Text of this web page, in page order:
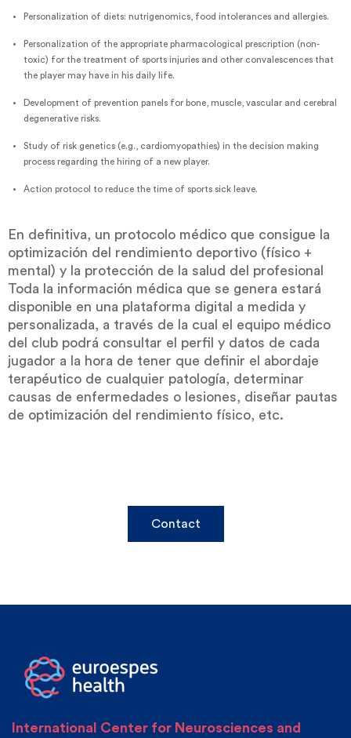
Personalization of diets: nutrigenomics, food intolerances and allergies.
Personalization of the appropriate pharmacological prescription (non-
toxic) for the treatment of sports injuries and other convalescences that
the player may have in his daily life.
Development of prevention panels for bone, muscle, vascular and cerebral
degenerative risks.
Study of risk genetics (e.g., cardiomyopathies) in the decision making
process regarding the hiring of a new player.
Action protocol to reduce the time of sports sick leave.
En definitiva, un protocolo médico que consigue la
optimización del rendimiento deportivo (físico +
mental) y la protección de la salud del profesional
Toda la información médica que se genera estará
disponible en una plataforma digital a medida y
personalizada, a través de la cual el equipo médico
del club podrá consultar el perfil y datos de cada
jugador a la hora de tener que definir el abordaje
terapéutico de cualquier patología, determinar
causas de enfermedades o lesiones, diseñar pautas
de optimización del rendimiento físico, etc.
Contact
International Center for Neurosciences and